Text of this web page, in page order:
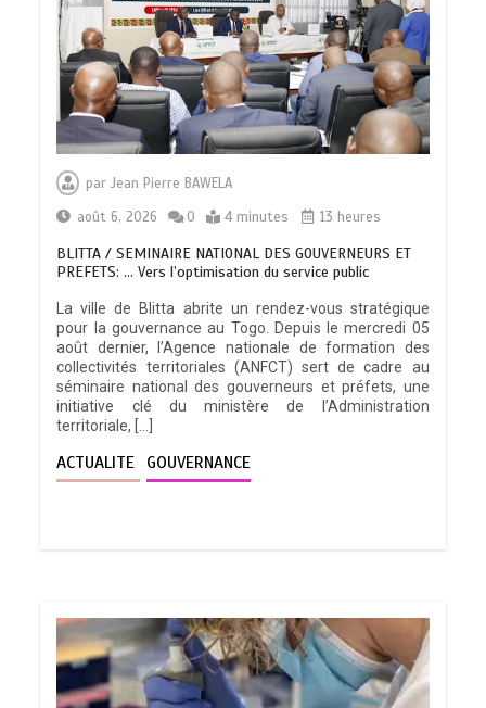
parJean Pierre BAWELA
août 6, 2026
0 4 minutes 13 heures
BLITTA / SEMINAIRE NATIONAL DES GOUVERNEURS ET
PREFETS: … Vers l’optimisation du service public
La ville de Blitta abrite un rendez-vous stratégique
pour la gouvernance au Togo. Depuis le mercredi 05
août dernier, l’Agence nationale de formation des
collectivités territoriales (ANFCT) sert de cadre au
séminaire national des gouverneurs et préfets, une
initiative clé du ministère de l’Administration
territoriale, […]
ACTUALITE GOUVERNANCE